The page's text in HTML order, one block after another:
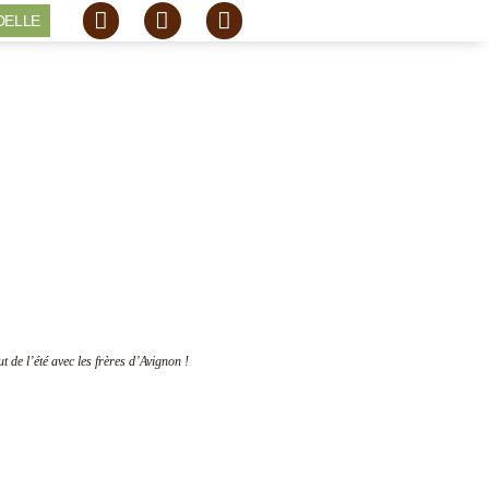
de l’été avec les frères d’Avignon !